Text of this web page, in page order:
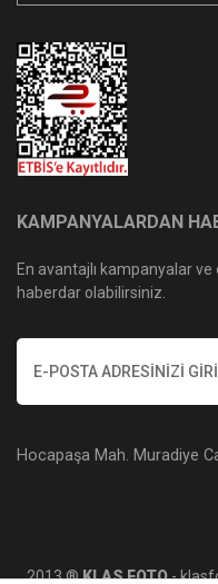
KAMPANYALARDAN
En avantajlı kampanyalar
haberdar olabilirsiniz.
Hocapaşa Mah. Muradiye
2013 ®KLAS FOTO-